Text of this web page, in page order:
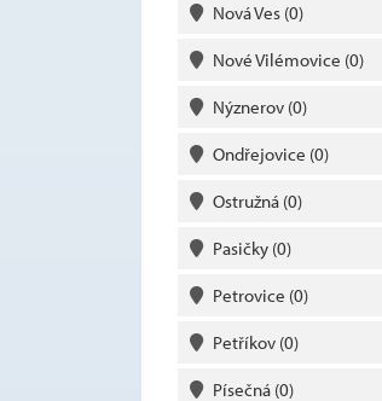
Nová Ves (0)
Nové Vilémovice (0)
Nýznerov (0)
Ondřejovice (0)
Ostružná (0)
Pasičky (0)
Petrovice (0)
Petříkov (0)
Písečná (0)